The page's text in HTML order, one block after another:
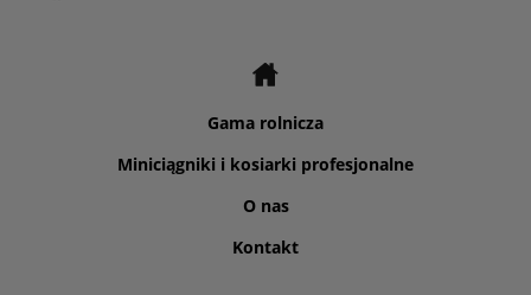
Gama rolnicza
Miniciągniki i kosiarki profesjonalne
O nas
Kontakt